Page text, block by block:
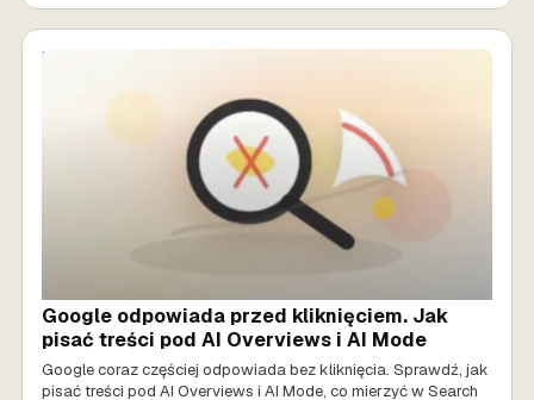
MARKETING AI
Google odpowiada przed kliknięciem. Jak
pisać treści pod AI Overviews i AI Mode
Google coraz częściej odpowiada bez kliknięcia. Sprawdź, jak
pisać treści pod AI Overviews i AI Mode, co mierzyć w Search